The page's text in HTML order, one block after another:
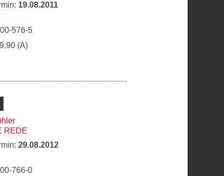
19.08.2011
576-5
(A)
REDE
29.08.2012
766-0